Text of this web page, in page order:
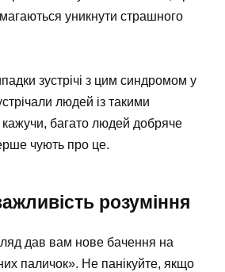
уникнути страшного
зустрічі з цим синдромом у
людей із такими
багато людей добряче
чують про це.
розуміння
дав вам нове бачення на
паличок». Не панікуйте, якщо